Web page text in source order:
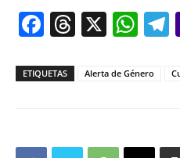
Facebook
Threads
X
ETIQUETAS Alerta de Género